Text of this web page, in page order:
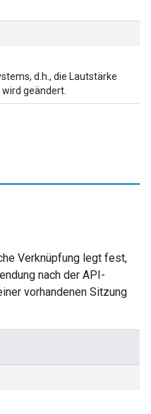
d.h., die Lautstärke
geändert.
Verknüpfung legt fest,
nach der API-
vorhandenen Sitzung